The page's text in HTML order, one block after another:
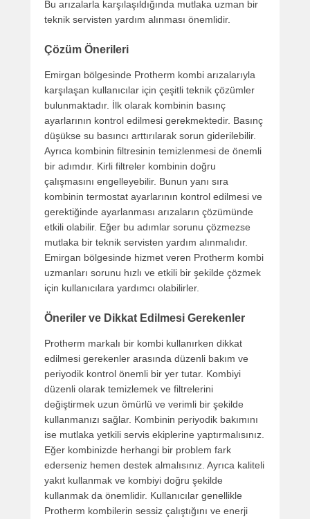
Bu arızalarla karşılaşıldığında mutlaka uzman bir
teknik servisten yardım alınması önemlidir.
Çözüm Önerileri
Emirgan bölgesinde Protherm kombi arızalarıyla
karşılaşan kullanıcılar için çeşitli teknik çözümler
bulunmaktadır. İlk olarak kombinin basınç
ayarlarının kontrol edilmesi gerekmektedir. Basınç
düşükse su basıncı arttırılarak sorun giderilebilir.
Ayrıca kombinin filtresinin temizlenmesi de önemli
bir adımdır. Kirli filtreler kombinin doğru
çalışmasını engelleyebilir. Bunun yanı sıra
kombinin termostat ayarlarının kontrol edilmesi ve
gerektiğinde ayarlanması arızaların çözümünde
etkili olabilir. Eğer bu adımlar sorunu çözmezse
mutlaka bir teknik servisten yardım alınmalıdır.
Emirgan bölgesinde hizmet veren Protherm kombi
uzmanları sorunu hızlı ve etkili bir şekilde çözmek
için kullanıcılara yardımcı olabilirler.
Öneriler ve Dikkat Edilmesi Gerekenler
Protherm markalı bir kombi kullanırken dikkat
edilmesi gerekenler arasında düzenli bakım ve
periyodik kontrol önemli bir yer tutar. Kombiyi
düzenli olarak temizlemek ve filtrelerini
değiştirmek uzun ömürlü ve verimli bir şekilde
kullanmanızı sağlar. Kombinin periyodik bakımını
ise mutlaka yetkili servis ekiplerine yaptırmalısınız.
Eğer kombinizde herhangi bir problem fark
ederseniz hemen destek almalısınız. Ayrıca kaliteli
yakıt kullanmak ve kombiyi doğru şekilde
kullanmak da önemlidir. Kullanıcılar genellikle
Protherm kombilerin sessiz çalıştığını ve enerji